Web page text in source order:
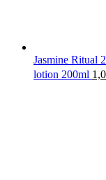
Jasmine Ritual
lotion 200ml